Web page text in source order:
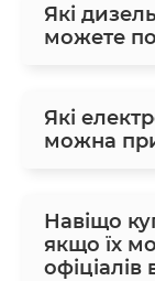
Які
можете
Які
можна
Навіщо
якщо їх
офіціалів